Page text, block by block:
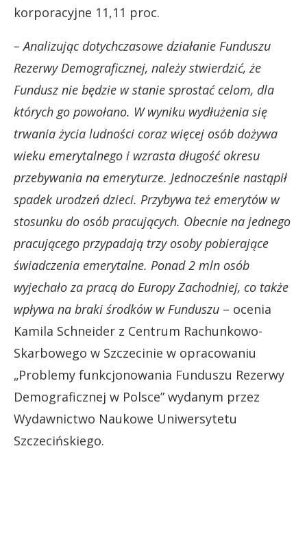
korporacyjne 11,11 proc.
– Analizując dotychczasowe działanie Funduszu
Rezerwy Demograficznej, należy stwierdzić, że
Fundusz nie będzie w stanie sprostać celom, dla
których go powołano. W wyniku wydłużenia się
trwania życia ludności coraz więcej osób dożywa
wieku emerytalnego i wzrasta długość okresu
przebywania na emeryturze. Jednocześnie nastąpił
spadek urodzeń dzieci. Przybywa też emerytów w
stosunku do osób pracujących. Obecnie na jednego
pracującego przypadają trzy osoby pobierające
świadczenia emerytalne. Ponad 2 mln osób
wyjechało za pracą do Europy Zachodniej, co także
wpływa na braki środków w Funduszu – ocenia
Kamila Schneider z Centrum Rachunkowo-
Skarbowego w Szczecinie w opracowaniu
„Problemy funkcjonowania Funduszu Rezerwy
Demograficznej w Polsce” wydanym przez
Wydawnictwo Naukowe Uniwersytetu
Szczecińskiego.